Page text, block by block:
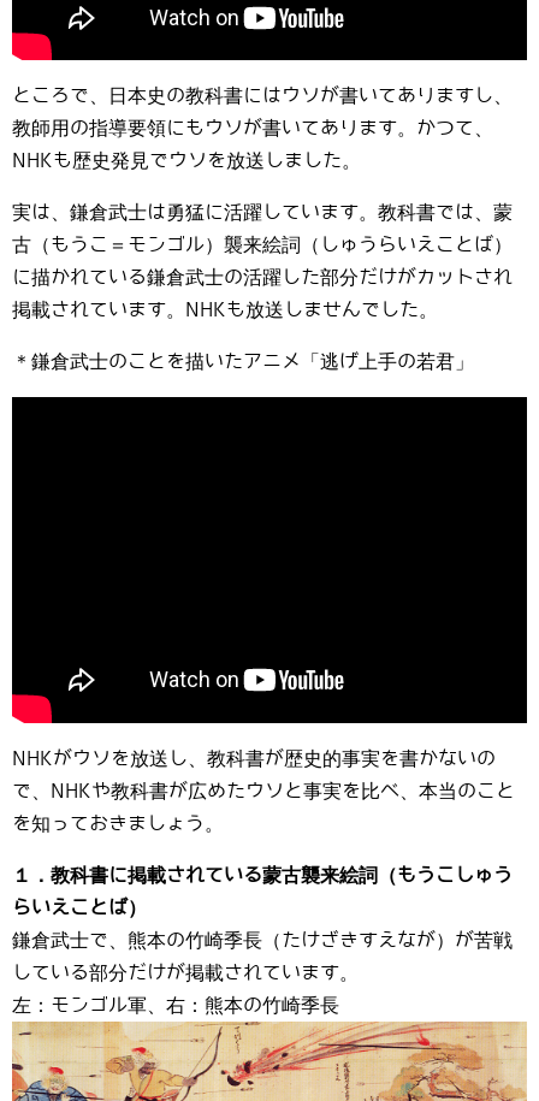
ところで、日本史の教科書にはウソが書いてありますし、
教師用の指導要領にもウソが書いてあります。かつて、
NHKも歴史発見でウソを放送しました。
実は、鎌倉武士は勇猛に活躍しています。教科書では、蒙
古（もうこ＝モンゴル）襲来絵詞（しゅうらいえことば）
に描かれている鎌倉武士の活躍した部分だけがカットされ
掲載されています。NHKも放送しませんでした。
＊鎌倉武士のことを描いたアニメ「逃げ上手の若君」
NHKがウソを放送し、教科書が歴史的事実を書かないの
で、NHKや教科書が広めたウソと事実を比べ、本当のこと
を知っておきましょう。
１．教科書に掲載されている蒙古襲来絵詞（もうこしゅう
らいえことば）
鎌倉武士で、熊本の竹崎季長（たけざきすえなが）が苦戦
している部分だけが掲載されています。
左：モンゴル軍、右：熊本の竹崎季長